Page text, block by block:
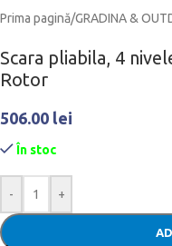
Prima pagină/GRADINA &
Scara pliabila, 4
Rotor
506.00 lei
În stoc
- +